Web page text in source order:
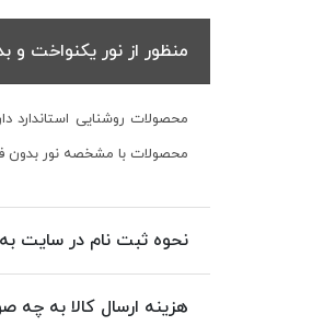
منظور از نور یکنواخت
محصولات روشنایی استاندارد
محصولات با مشخصه نور بدون
نحوه ثبت نام در سایت
هزینه ارسال کالا به